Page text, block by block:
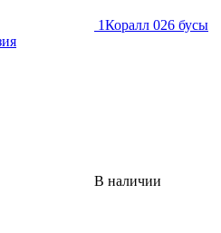
1Коралл 026 бусы
В наличии